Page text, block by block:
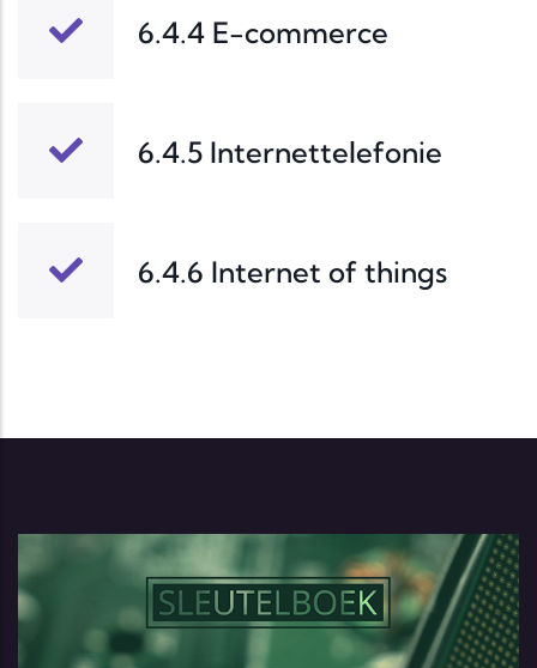
6.4.4 E-commerce
6.4.5 Internettelefonie
6.4.6 Internet of things